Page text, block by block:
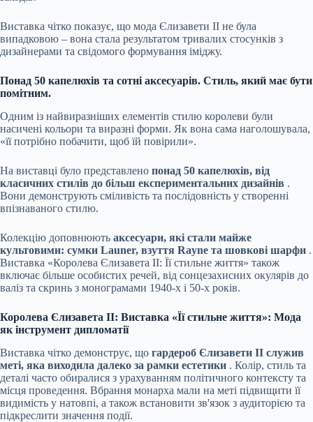
Виставка чітко показує, що мода Єлизавети II не була
випадковою – вона стала результатом тривалих стосунків з
дизайнерами та свідомого формування іміджу.
Понад 50 капелюхів та сотні аксесуарів. Стиль, який має бути
помітним.
Одним із найвиразніших елементів стилю королеви були
насичені кольори та виразні форми. Як вона сама наголошувала,
«її потрібно побачити, щоб їй повірили».
На виставці було представлено понад 50 капелюхів, від
класичних стилів до більш експериментальних дизайнів .
Вони демонструють сміливість та послідовність у створенні
впізнаваного стилю.
Колекцію доповнюють аксесуари, які стали майже
культовими: сумки Launer, взуття Rayne та шовкові шарфи .
Виставка «Королева Єлизавета II: Її стильне життя» також
включає більше особистих речей, від сонцезахисних окулярів до
валіз та скринь з монограмами 1940-х і 50-х років.
Королева Єлизавета II: Виставка «Її стильне життя»: Мода
як інструмент дипломатії
Виставка чітко демонструє, що гардероб Єлизавети II служив
меті, яка виходила далеко за рамки естетики . Колір, стиль та
деталі часто обиралися з урахуванням політичного контексту та
місця проведення. Вбрання монарха мали на меті підвищити її
видимість у натовпі, а також встановити зв'язок з аудиторією та
підкреслити значення події.